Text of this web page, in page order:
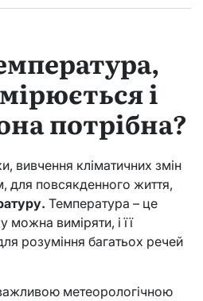
і
потрібна?
вивчення кліматичних змін
для повсякденного життя,
Температура – це
можна виміряти, і її
розуміння багатьох речей
метеорологічною